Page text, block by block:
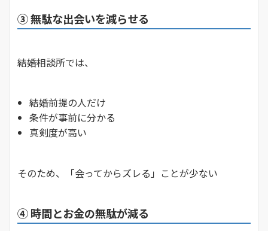
③ 無駄な出会いを減らせる
結婚相談所では、
結婚前提の人だけ
条件が事前に分かる
真剣度が高い
そのため、「会ってからズレる」ことが少ない
④ 時間とお金の無駄が減る